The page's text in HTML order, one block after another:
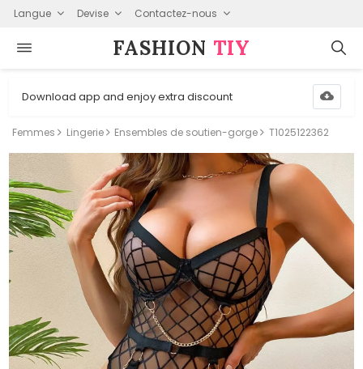
Langue Devise Contactez-nous
FASHION⁠ TIY
Download app and enjoy extra discount
Femmes Lingerie Ensembles de soutien-gorge T1025122362